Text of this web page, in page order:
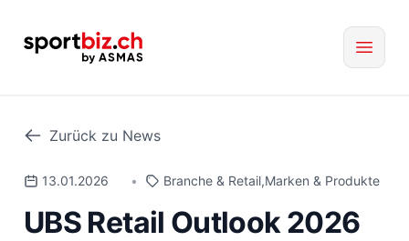
Zurück zu News
13.01.2026 • Branche & Retail,Marken & Produkte
UBS Retail Outlook 2026